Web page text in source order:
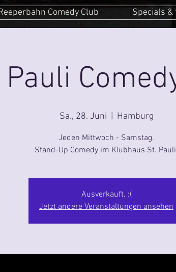
Comedy Club Specials &
Pauli
Sa., 28. Juni Hamburg
Jeden Mittwoch - Samstag.
Stand-Up Comedy im Klubhaus St.
Ausverkauft. :(
Jetzt andere Veranstaltungen ansehen